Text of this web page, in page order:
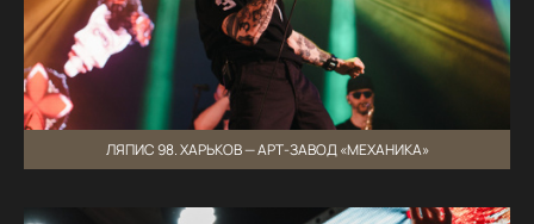
ЛЯПИС 98. ХАРЬКОВ — АРТ-ЗАВОД «МЕХАНИКА»